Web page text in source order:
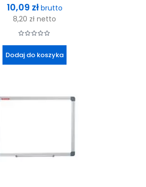
Cena
10,09 zł brutto
8,20 zł netto
Dodaj do koszyka